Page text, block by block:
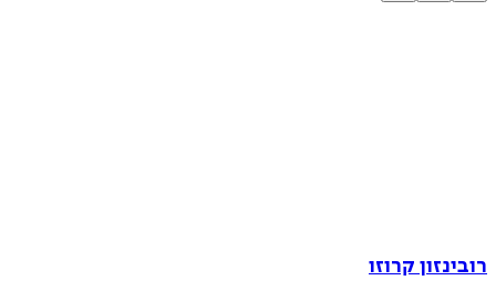
רובינזון קרוזו